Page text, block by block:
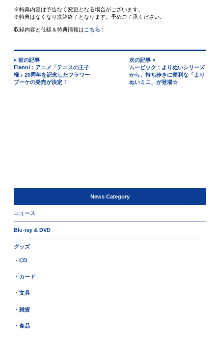
※特典内容は予告なく変更となる場合がございます。
※特典はなくなり次第終了となります。予めご了承ください。
収録内容と仕様＆特典情報はこちら ！
« 前の記事
Flanni：アニメ「テニスの王子
様」20周年を記念したフラワー
ブーケの発売が決定！
次の記事 »
ムービック：よりぬいシリーズ
から、持ち歩きに便利な「より
ぬいミニ」が登場☆
News Category
ニュース
Blu-ray & DVD
グッズ
・CD
・カード
・文具
・雑貨
・食品